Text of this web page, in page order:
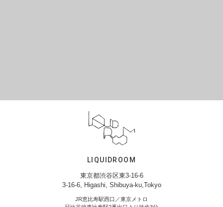
LIQUIDROOM
東京都渋谷区東3-16-6
3-16-6, Higashi, Shibuya-ku,Tokyo
JR恵比寿駅西口／東京メトロ